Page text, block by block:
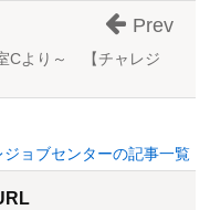
Cより～ 【チャレジ
Prev
ョブセンターの記事一覧